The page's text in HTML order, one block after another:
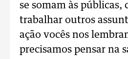
se somam às públicas,
trabalhar outros
ação vocês nos
precisamos pensar na